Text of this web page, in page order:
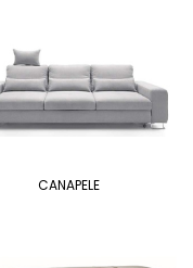
CANAPELE